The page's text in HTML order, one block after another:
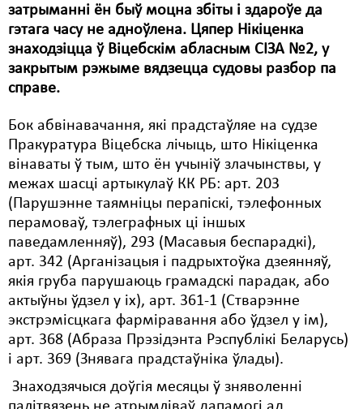
затрыманні ён быў моцна збіты і здароўе да
гэтага часу не адноўлена. Цяпер Нікіценка
знаходзіцца ў Віцебскім абласным СІЗА №2, у
закрытым рэжыме вядзецца судовы разбор па
справе.
Бок абвінавачання, які прадстаўляе на судзе
Пракуратура Віцебска лічыць, што Нікіценка
вінаваты ў тым, што ён учыніў злачынствы, у
межах шасці артыкулаў КК РБ: арт. 203
(Парушэнне таямніцы перапіскі, тэлефонных
перамоваў, тэлеграфных ці іншых
паведамленняў), 293 (Масавыя беспарадкі),
арт. 342 (Арганізацыя і падрыхтоўка дзеянняў,
якія груба парушаюць грамадскі парадак, або
актыўны ўдзел у іх), арт. 361-1 (Стварэнне
экстрэмісцкага фарміравання або ўдзел у ім),
арт. 368 (Абраза Прэзідэнта Рэспублікі Беларусь)
і арт. 369 (Знявага прадстаўніка ўлады).
Знаходзячыся доўгія месяцы ў зняволенні
Праваабаронцы
Правы дзіцяці
Рознае
Свабода слова
Свабода сумленьня
Суд
Сьмяротнае пакараньне
Экалёгія
Правы працоўных